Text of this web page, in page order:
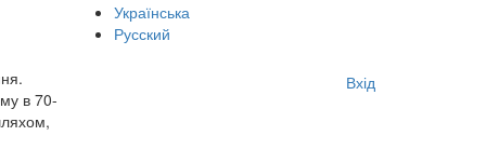
в 70-
Українська
Русский
Вхід